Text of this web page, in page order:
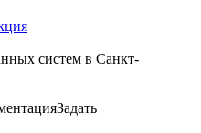
систем в Санкт-
Задать